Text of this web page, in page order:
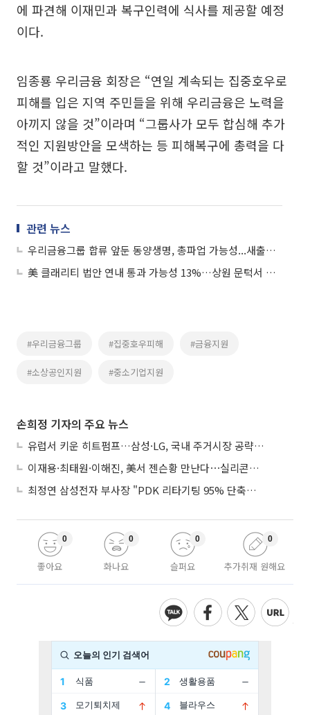
에 파견해 이재민과 복구인력에 식사를 제공할 예정
이다.
임종룡 우리금융 회장은 “연일 계속되는 집중호우로
피해를 입은 지역 주민들을 위해 우리금융은 노력을
아끼지 않을 것”이라며 “그룹사가 모두 합심해 추가
적인 지원방안을 모색하는 등 피해복구에 총력을 다
할 것”이라고 말했다.
관련 뉴스
우리금융그룹 합류 앞둔 동양생명, 총파업 가능성...새출발부터 '난관'
美 클래리티 법안 연내 통과 가능성 13%…상원 문턱서 제동
#우리금융그룹 #집중호우피해 #금융지원
#소상공인지원 #중소기업지원
손희정 기자의 주요 뉴스
유럽서 키운 히트펌프…삼성·LG, 국내 주거시장 공략 ‘속도’
이재용·최태원·이해진, 美서 젠슨황 만난다⋯실리콘밸리 집결하는 AI리더
최정연 삼성전자 부사장 "PDK 리타기팅 95% 단축…에이전트 AI 시범 활용"
좋아요
0
화나요
0
슬퍼요
0
추가취재 원해요
0